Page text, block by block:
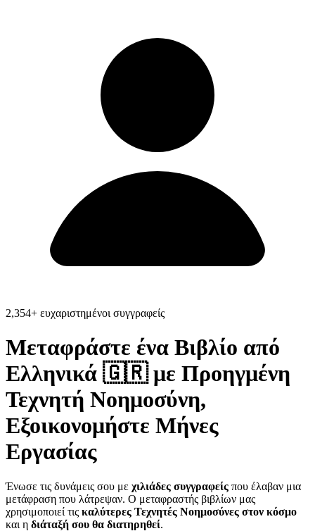
2,354+ ευχαριστημένοι συγγραφείς
Μεταφράστε ένα Βιβλίο από
Ελληνικά 🇬🇷με Προηγμένη
Τεχνητή Νοημοσύνη,
Εξοικονομήστε Μήνες
Εργασίας
Ένωσε τις δυνάμεις σου με χιλιάδες συγγραφείς που έλαβαν μια
μετάφραση που λάτρεψαν. Ο μεταφραστής βιβλίων μας
χρησιμοποιεί τις καλύτερες Τεχνητές Νοημοσύνες στον κόσμο
και η διάταξή σου θα διατηρηθεί.